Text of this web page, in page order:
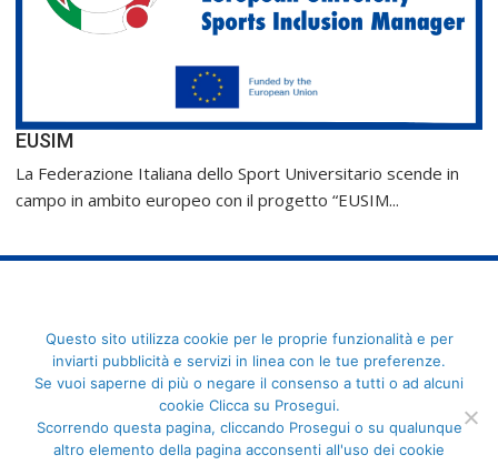
EUSIM
La Federazione Italiana dello Sport Universitario scende in
campo in ambito europeo con il progetto “EUSIM...
FederCUSI: Federazione Italiana dello Sport Universitario - Via
Angelo Brofferio, 7 - 00195 Roma - C.F. 80109270589
Questo sito utilizza cookie per le proprie funzionalità e per
inviarti pubblicità e servizi in linea con le tue preferenze.
Se vuoi saperne di più o negare il consenso a tutti o ad alcuni
cookie Clicca su Prosegui.
Scorrendo questa pagina, cliccando Prosegui o su qualunque
altro elemento della pagina acconsenti all'uso dei cookie